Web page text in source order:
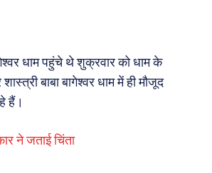
धाम पहुंचे थे शुक्रवार को धाम के
बाबा बागेश्वर धाम में ही मौजूद
हैं।
ने जताई चिंता